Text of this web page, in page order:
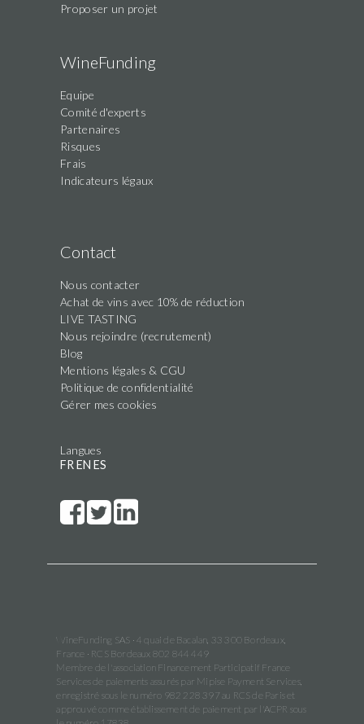
Proposer un projet
WineFunding
Equipe
Comité d'experts
Partenaires
Risques
Frais
Indicateurs légaux
Contact
Nous contacter
Achat de vins avec 10% de réduction
LIVE TASTING
Nous rejoindre (recrutement)
Blog
Mentions légales & CGU
Politique de confidentialité
Gérer mes cookies
Langues
FR EN ES
WineFunding SAS · 4 quai de Bacalan, 33 300 Bordeaux,
France · RCS Bordeaux 802 844 449
Membre de l'association Financement Participatif France
Services de paiements assurés par Mipise Payment Services,
enregistré sous le numéro 982 228 397 au RCS de Paris et
approuvé comme établissement de paiement par l'ACPR sous